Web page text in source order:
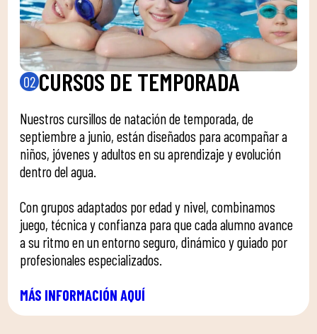
02 CURSOS DE TEMPORADA
Nuestros cursillos de natación de temporada, de
septiembre a junio, están diseñados para acompañar a
niños, jóvenes y adultos en su aprendizaje y evolución
dentro del agua.
Con grupos adaptados por edad y nivel, combinamos
juego, técnica y confianza para que cada alumno avance
a su ritmo en un entorno seguro, dinámico y guiado por
profesionales especializados.
MÁS INFORMACIÓN AQUÍ